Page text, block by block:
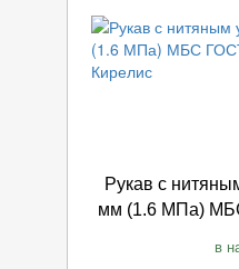
Рукав с
мм (1.6 МПа)
в